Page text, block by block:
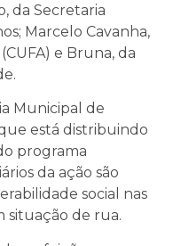
da Secretaria
Marcelo Cavanha,
e Bruna, da
Municipal de
está distribuindo
programa
da ação são
social nas
situação de rua.